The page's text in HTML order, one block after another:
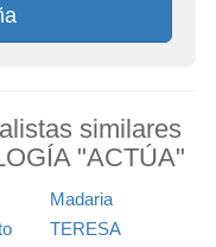
similares
"ACTÚA"
Madaria
TERESA